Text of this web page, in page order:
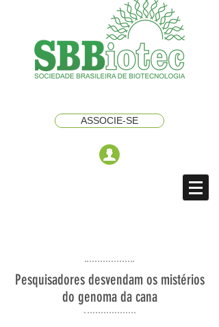
ASSOCIE-SE
Pesquisadores desvendam os mistérios
do genoma da cana